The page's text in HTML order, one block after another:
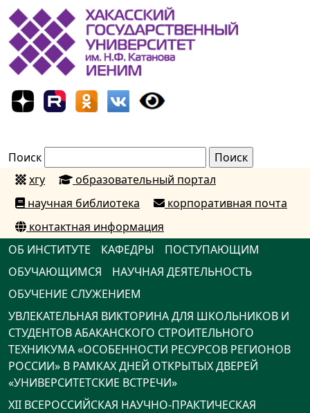
Поиск
хгу
образовательный портал
научная библиотека
корпоративная почта
контактная информация
ОБ ИНСТИТУТЕ
КАФЕДРЫ
ПОСТУПАЮЩИМ
ОБУЧАЮЩИМСЯ
НАУЧНАЯ ДЕЯТЕЛЬНОСТЬ
ОБУЧЕНИЕ СЛУЖЕНИЕМ
УВЛЕКАТЕЛЬНАЯ ВИКТОРИНА ДЛЯ ШКОЛЬНИКОВ И
СТУДЕНТОВ АБАКАНСКОГО СТРОИТЕЛЬНОГО
ТЕХНИКУМА «ОСОБЕННОСТИ РЕСУРСОВ РЕГИОНОВ
РОССИИ» В РАМКАХ ДНЕЙ ОТКРЫТЫХ ДВЕРЕЙ
«УНИВЕРСИТЕТСКИЕ ВСТРЕЧИ»
XII ВСЕРОССИЙСКАЯ НАУЧНО-ПРАКТИЧЕСКАЯ